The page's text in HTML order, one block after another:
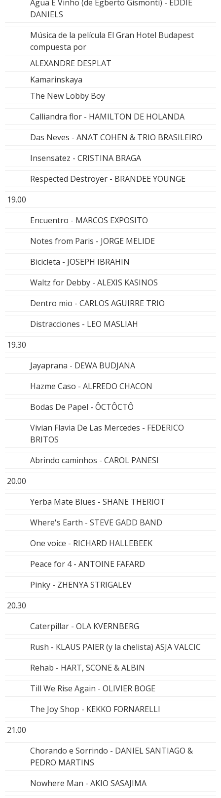
Água E Vinho (de Egberto Gismonti) - EDDIE
DANIELS
Música de la película El Gran Hotel Budapest
compuesta por
ALEXANDRE DESPLAT
Kamarinskaya
The New Lobby Boy
Calliandra flor - HAMILTON DE HOLANDA
Das Neves - ANAT COHEN & TRIO BRASILEIRO
Insensatez - CRISTINA BRAGA
Respected Destroyer - BRANDEE YOUNGE
19.00
Encuentro - MARCOS EXPOSITO
Notes from Paris - JORGE MELIDE
Bicicleta - JOSEPH IBRAHIN
Waltz for Debby - ALEXIS KASINOS
Dentro mio - CARLOS AGUIRRE TRIO
Distracciones - LEO MASLIAH
19.30
Jayaprana - DEWA BUDJANA
Hazme Caso - ALFREDO CHACON
Bodas De Papel - ÔCTÔCTÔ
Vivian Flavia De Las Mercedes - FEDERICO
BRITOS
Abrindo caminhos - CAROL PANESI
20.00
Yerba Mate Blues - SHANE THERIOT
Where's Earth - STEVE GADD BAND
One voice - RICHARD HALLEBEEK
Peace for 4 - ANTOINE FAFARD
Pinky - ZHENYA STRIGALEV
20.30
Caterpillar - OLA KVERNBERG
Rush - KLAUS PAIER (y la chelista) ASJA VALCIC
Rehab - HART, SCONE & ALBIN
Till We Rise Again - OLIVIER BOGE
The Joy Shop - KEKKO FORNARELLI
21.00
Chorando e Sorrindo - DANIEL SANTIAGO &
PEDRO MARTINS
Nowhere Man - AKIO SASAJIMA